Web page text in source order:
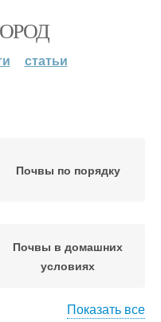
статьи
Почвы по порядку
Почвы в домашних
условиях
Показать все